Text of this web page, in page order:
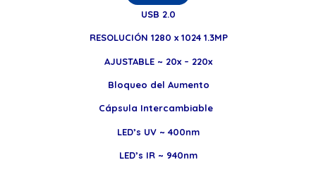
USB 2.0
RESOLUCIÓN 1280 x 1024 1.3MP
AJUSTABLE ~ 20x – 220x
Bloqueo del Aumento
Cápsula Intercambiable
LED’s UV ~ 400nm
LED’s IR ~ 940nm